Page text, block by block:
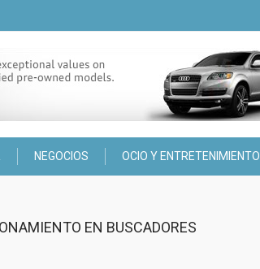
NEGOCIOS OCIO Y ENTRETENIMIENTO
EN BUSCADORES